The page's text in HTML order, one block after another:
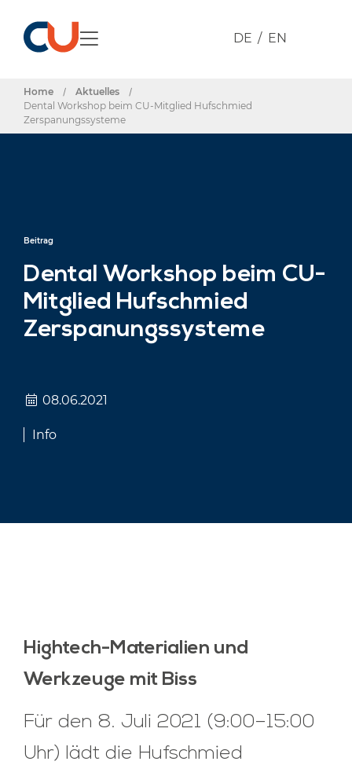
DE EN
Home / Aktuelles
/
Dental Workshop beim CU-Mitglied Hufschmied
Zerspanungssysteme
Beitrag
Dental Workshop beim CU-
Mitglied Hufschmied
Zerspanungssysteme
08.06.2021
Info
Hightech-Materialien und
Werkzeuge mit Biss
Für den 8. Juli 2021 (9:00–15:00
Uhr) lädt die Hufschmied